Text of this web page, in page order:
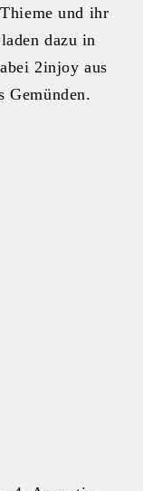
und ihr
dazu in
2injoy aus
Gemünden.